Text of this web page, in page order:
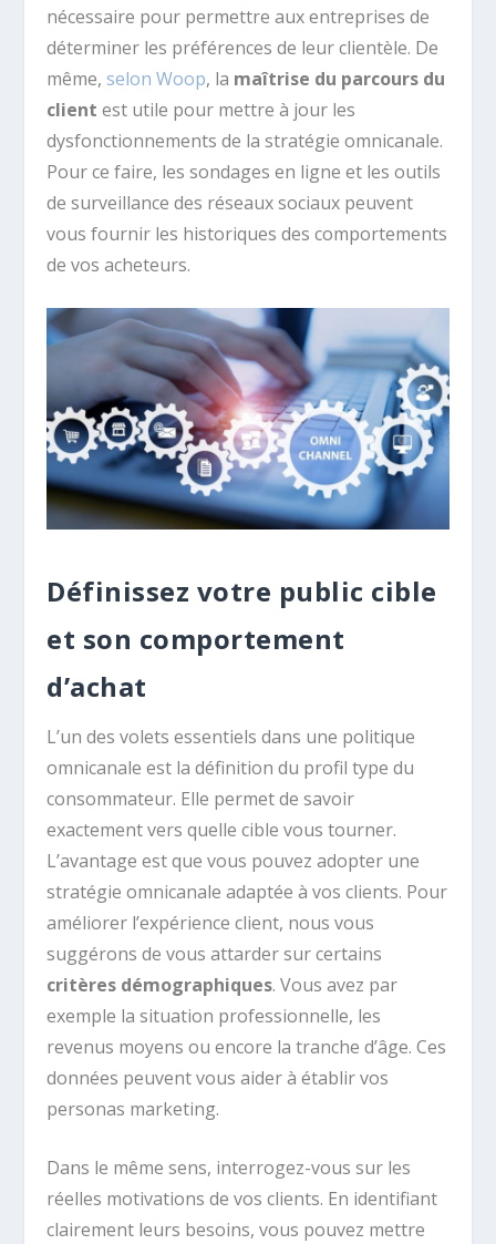
nécessaire pour permettre aux entreprises de
déterminer les préférences de leur clientèle. De
même,selon Woop, la maîtrise du parcours du
client est utile pour mettre à jour les
dysfonctionnements de la stratégie omnicanale.
Pour ce faire, les sondages en ligne et les outils
de surveillance des réseaux sociaux peuvent
vous fournir les historiques des comportements
de vos acheteurs.
Définissez votre public cible
et son comportement
d’achat
L’un des volets essentiels dans une politique
omnicanale est la définition du profil type du
consommateur. Elle permet de savoir
exactement vers quelle cible vous tourner.
L’avantage est que vous pouvez adopter une
stratégie omnicanale adaptée à vos clients. Pour
améliorer l’expérience client, nous vous
suggérons de vous attarder sur certains
critères démographiques. Vous avez par
exemple la situation professionnelle, les
revenus moyens ou encore la tranche d’âge. Ces
données peuvent vous aider à établir vos
personas marketing.
Dans le même sens, interrogez-vous sur les
réelles motivations de vos clients. En identifiant
clairement leurs besoins, vous pouvez mettre